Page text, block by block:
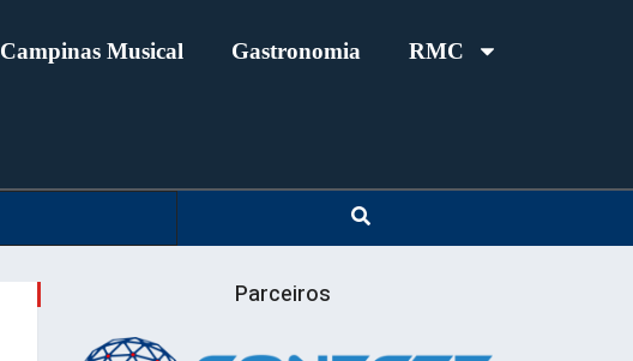
Campinas Musical Gastronomia RMC
Parceiros